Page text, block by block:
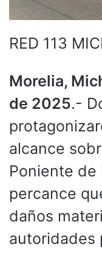
RED 113
Morelia,
de 2025.-
alcance
Poniente de
percance
daños
autoridades